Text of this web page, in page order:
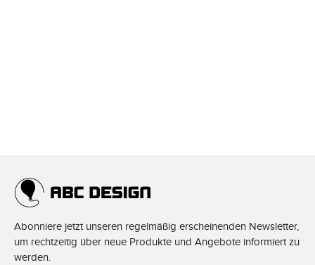
Abonniere jetzt unseren regelmäßig erscheinenden Newsletter,
um rechtzeitig über neue Produkte und Angebote informiert zu
werden.